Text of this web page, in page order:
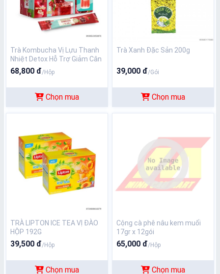
Trà Kombucha Vị Lựu Thanh
Nhiệt Detox Hỗ Trợ Giảm Cân
Hộp 40g 8 Gói
68,800 đ/Hộp
Chọn mua
Trà Xanh Đặc Sản 200g
39,000 đ/Gói
Chọn mua
TRÀ LIPTON ICE TEA VỊ ĐÀO
HỘP 192G
39,500 đ/Hộp
Chọn mua
Cộng cà phê nâu kem muối
17gr x 12gói
65,000 đ/Hộp
Chọn mua